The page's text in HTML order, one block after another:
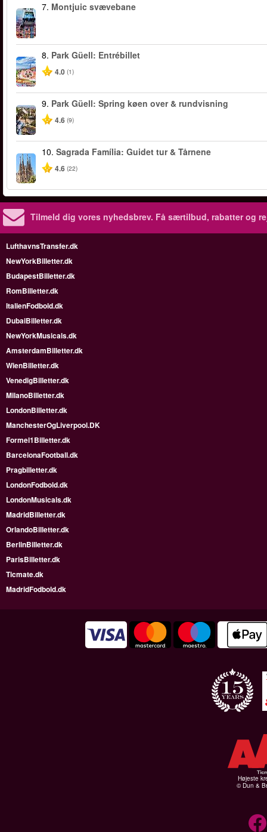
7. Montjuic svævebane
8. Park Güell: Entrébillet
4.0 (1)
9. Park Güell: Spring køen over & rundvisning
4.6 (9)
10. Sagrada Família: Guidet tur & Tårnene
4.6 (22)
Tilmeld dig vores nyhedsbrev. Få særtilbud, rabatter og
LufthavnsTransfer.dk
NewYorkBilletter.dk
BudapestBilletter.dk
RomBilletter.dk
ItalienFodbold.dk
DubaiBilletter.dk
NewYorkMusicals.dk
AmsterdamBilletter.dk
WienBilletter.dk
VenedigBilletter.dk
MilanoBilletter.dk
LondonBilletter.dk
ManchesterOgLiverpool.DK
Formel1Billetter.dk
BarcelonaFootball.dk
Pragbilletter.dk
LondonFodbold.dk
LondonMusicals.dk
MadridBilletter.dk
OrlandoBilletter.dk
BerlinBilletter.dk
ParisBilletter.dk
Ticmate.dk
MadridFodbold.dk
Højeste
© Dun &